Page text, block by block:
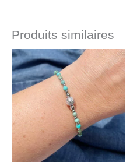
Produits similaires